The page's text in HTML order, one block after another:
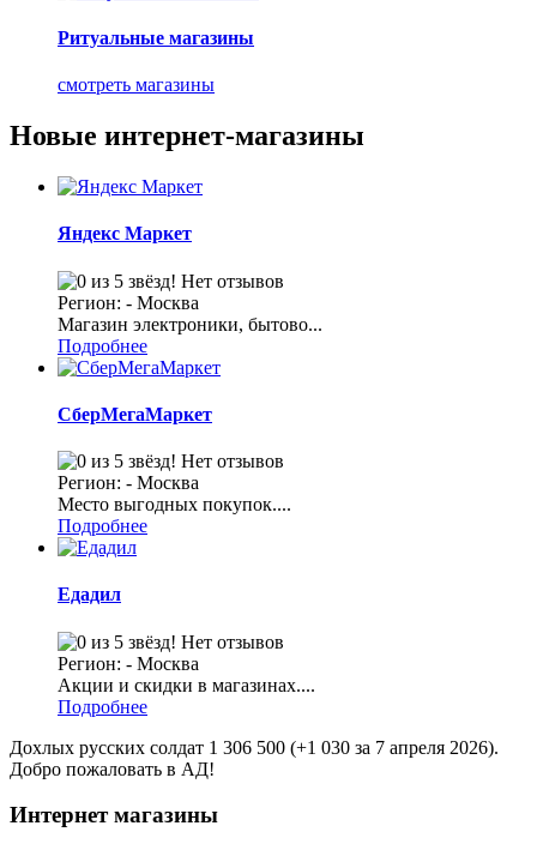
Ритуальные магазины
смотреть магазины
Новые интернет-магазины
Яндекс Маркет
Нет отзывов
Регион: - Москва
Магазин электроники, бытово...
Подробнее
СберМегаМаркет
Нет отзывов
Регион: - Москва
Место выгодных покупок....
Подробнее
Едадил
Нет отзывов
Регион: - Москва
Акции и скидки в магазинах....
Подробнее
Дохлых русских солдат 1 306 500 (+1 030 за 7 апреля 2026).
Добро пожаловать в АД!
Интернет магазины